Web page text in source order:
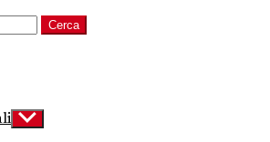
Show
sub